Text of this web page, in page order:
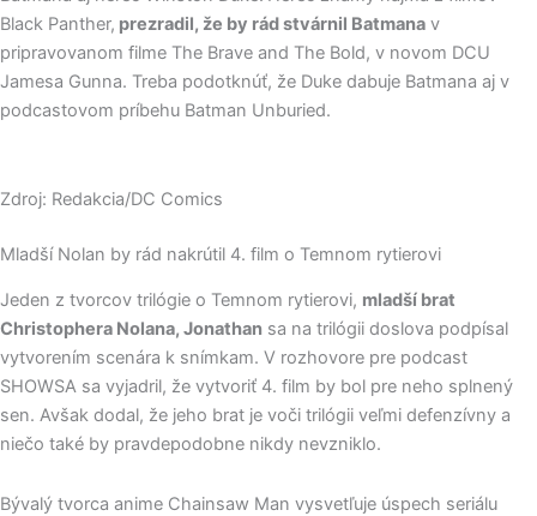
Black Panther, prezradil, že by rád stvárnil Batmana v
pripravovanom filme The Brave and The Bold, v novom DCU
Jamesa Gunna. Treba podotknúť, že Duke dabuje Batmana aj v
podcastovom príbehu Batman Unburied.
Zdroj: Redakcia/DC Comics
Mladší Nolan by rád nakrútil 4. film o Temnom rytierovi
Jeden z tvorcov trilógie o Temnom rytierovi, mladší brat
Christophera Nolana, Jonathan sa na trilógii doslova podpísal
vytvorením scenára k snímkam. V rozhovore pre podcast
SHOWSA sa vyjadril, že vytvoriť 4. film by bol pre neho splnený
sen. Avšak dodal, že jeho brat je voči trilógii veľmi defenzívny a
niečo také by pravdepodobne nikdy nevzniklo.
Bývalý tvorca anime Chainsaw Man vysvetľuje úspech seriálu